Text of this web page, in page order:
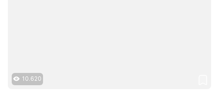
10.620